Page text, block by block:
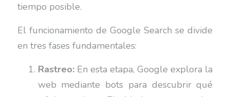
tiempo posible.
El funcionamiento de Google Search se divide
en tres fases fundamentales:
Rastreo:En esta etapa, Google explora la
web mediante bots para descubrir qué